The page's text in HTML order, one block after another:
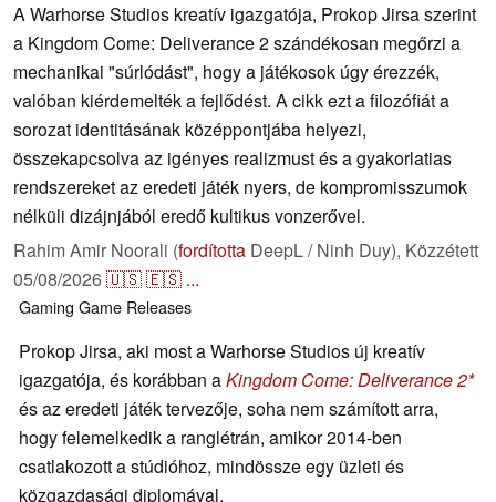
A Warhorse Studios kreatív igazgatója, Prokop Jirsa szerint
a Kingdom Come: Deliverance 2 szándékosan megőrzi a
mechanikai "súrlódást", hogy a játékosok úgy érezzék,
valóban kiérdemelték a fejlődést. A cikk ezt a filozófiát a
sorozat identitásának középpontjába helyezi,
összekapcsolva az igényes realizmust és a gyakorlatias
rendszereket az eredeti játék nyers, de kompromisszumok
nélküli dizájnjából eredő kultikus vonzerővel.
Rahim Amir Noorali (fordította DeepL / Ninh Duy), Közzétett
05/08/2026🇺🇸🇪🇸 ...
Gaming Game Releases
Prokop Jirsa, aki most a Warhorse Studios új kreatív
igazgatója, és korábban aKingdom Come: Deliverance 2
és az eredeti játék tervezője, soha nem számított arra,
hogy felemelkedik a ranglétrán, amikor 2014-ben
csatlakozott a stúdióhoz, mindössze egy üzleti és
közgazdasági diplomával.